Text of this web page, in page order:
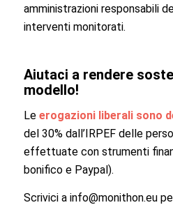
amministrazioni responsabili
interventi monitorati.
Aiutaci a rendere
modello!
Le erogazioni liberali sono
del 30% dall’IRPEF delle
effettuate con strumenti
bonifico e Paypal).
Scrivici a info@monithon.eu